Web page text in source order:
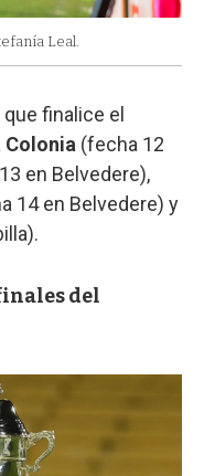
Leal.
finalice el
Colonia (fecha 12
en Belvedere),
14 en Belvedere) y
del